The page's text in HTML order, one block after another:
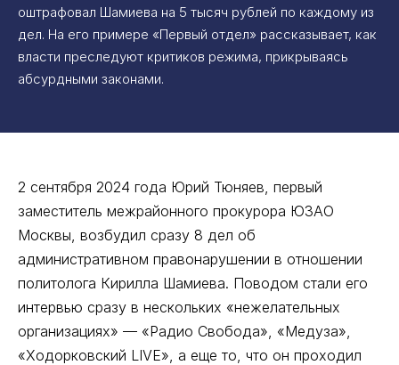
оштрафовал Шамиева на 5 тысяч рублей по каждому из
дел. На его примере «Первый отдел» рассказывает, как
власти преследуют критиков режима, прикрываясь
абсурдными законами.
2 сентября 2024 года Юрий Тюняев, первый
заместитель межрайонного прокурора ЮЗАО
Москвы, возбудил сразу 8 дел об
административном правонарушении в отношении
политолога Кирилла Шамиева. Поводом стали его
интервью сразу в нескольких «нежелательных
организациях» –– «Радио Свобода», «Медуза»,
«Ходорковский LIVE», а еще то, что он проходил